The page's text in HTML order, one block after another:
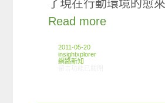
了現在行動環境的愈
Read more
2011-05-20
insightxplorer
網路新知